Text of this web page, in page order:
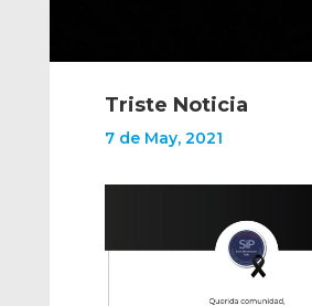
Triste Noticia
7 de May, 2021